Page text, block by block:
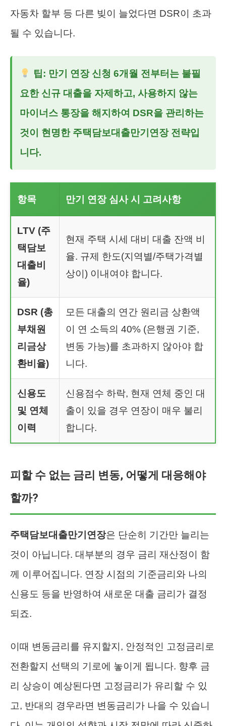
자동차 할부 등 다른 빚이 늘었다면 DSR이 초과
될 수 있습니다.
팁: 만기 연장 신청 6개월 전부터는 불필
요한 신규 대출을 자제하고, 사용하지 않는
마이너스 통장을 해지하여 DSR을 관리하는
것이 현명한 주택담보대출만기연장전략입
니다.
항목 만기 연장 심사 시 고려사항
LTV (주
택담보
대출비
율)
현재 주택 시세 대비 대출 잔액 비
율. 규제 한도(지역별/주택가격별
상이) 이내여야 합니다.
DSR (총
부채원
리금상
환비율)
모든 대출의 연간 원리금 상환액
이 연 소득의 40% (은행권 기준,
변동 가능)를 초과하지 않아야 합
니다.
신용도
및 연체
이력
신용점수 하락, 현재 연체 중인 대
출이 있을 경우 연장이 매우 불리
합니다.
피할 수 없는 금리 변동, 어떻게 대응해야
할까?
주택담보대출만기연장은 단순히 기간만 늘리는
것이 아닙니다. 대부분의 경우 금리 재산정이 함
께 이루어집니다. 연장 시점의 기준금리와 나의
신용도 등을 반영하여 새로운 대출 금리가 결정
되죠.
이때 변동금리를 유지할지, 안정적인 고정금리로
전환할지 선택의 기로에 놓이게 됩니다. 향후 금
리 상승이 예상된다면 고정금리가 유리할 수 있
고, 반대의 경우라면 변동금리가 나을 수 있습니